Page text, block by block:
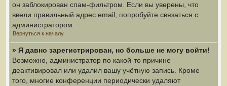
он заблокирован спам-фильтром. Если вы уверены, что
ввели правильный адрес email, попробуйте связаться с
администратором.
Вернуться к началу
» Я давно зарегистрирован, но больше не могу войти!
Возможно, администратор по какой-то причине
деактивировал или удалил вашу учётную запись. Кроме
того, многие конференции периодически удаляют